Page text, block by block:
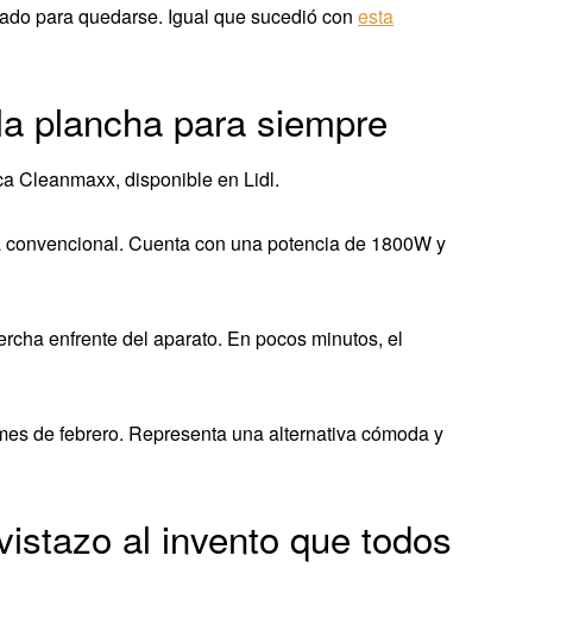
para quedarse. Igual que sucedió con esta
plancha para siempre
Cleanmaxx, disponible en Lidl.
Cuenta con una potencia de 1800W y
enfrente del aparato. En pocos minutos, el
de febrero. Representa una alternativa cómoda y
al invento que todos